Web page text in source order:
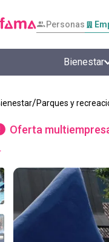
Personas
Bienestar
Parques y
Oferta